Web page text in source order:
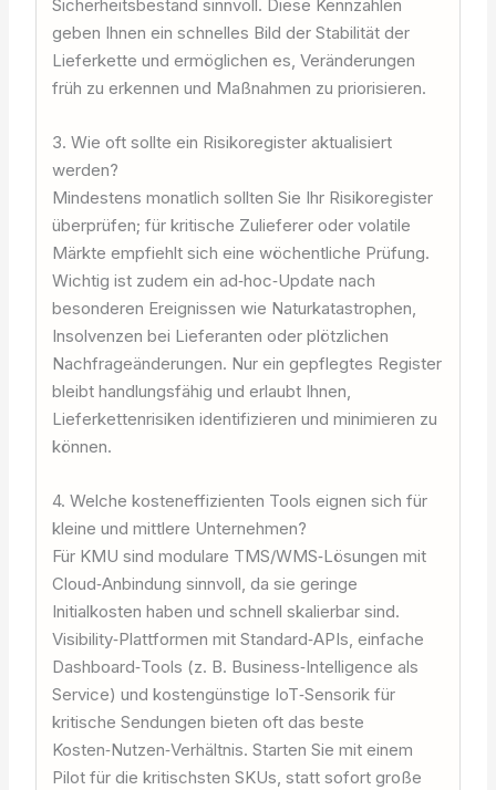
Sicherheitsbestand sinnvoll. Diese Kennzahlen
geben Ihnen ein schnelles Bild der Stabilität der
Lieferkette und ermöglichen es, Veränderungen
früh zu erkennen und Maßnahmen zu priorisieren.
3. Wie oft sollte ein Risikoregister aktualisiert
werden?
Mindestens monatlich sollten Sie Ihr Risikoregister
überprüfen; für kritische Zulieferer oder volatile
Märkte empfiehlt sich eine wöchentliche Prüfung.
Wichtig ist zudem ein ad‑hoc‑Update nach
besonderen Ereignissen wie Naturkatastrophen,
Insolvenzen bei Lieferanten oder plötzlichen
Nachfrageänderungen. Nur ein gepflegtes Register
bleibt handlungsfähig und erlaubt Ihnen,
Lieferkettenrisiken identifizieren und minimieren zu
können.
4. Welche kosteneffizienten Tools eignen sich für
kleine und mittlere Unternehmen?
Für KMU sind modulare TMS/WMS‑Lösungen mit
Cloud‑Anbindung sinnvoll, da sie geringe
Initialkosten haben und schnell skalierbar sind.
Visibility‑Plattformen mit Standard‑APIs, einfache
Dashboard‑Tools (z. B. Business‑Intelligence als
Service) und kostengünstige IoT‑Sensorik für
kritische Sendungen bieten oft das beste
Kosten‑Nutzen‑Verhältnis. Starten Sie mit einem
Pilot für die kritischsten SKUs, statt sofort große